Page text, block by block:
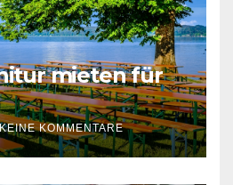
mieten für
KEINE KOMMENTARE